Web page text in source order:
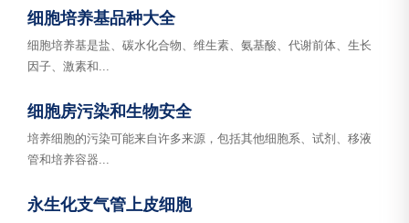
细胞培养基品种大全
细胞培养基是盐、碳水化合物、维生素、氨基酸、代谢前体、生长
因子、激素和...
细胞房污染和生物安全
培养细胞的污染可能来自许多来源，包括其他细胞系、试剂、移液
管和培养容器...
永生化支气管上皮细胞